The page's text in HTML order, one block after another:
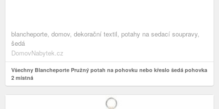
blancheporte, domov, dekorační textil, potahy na sedací soupravy,
šedá
DomovNabytek.cz
Všechny Blancheporte Pružný potah na pohovku nebo křeslo šedá pohovka
2 místná